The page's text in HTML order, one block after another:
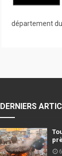
département du
DERNIERS